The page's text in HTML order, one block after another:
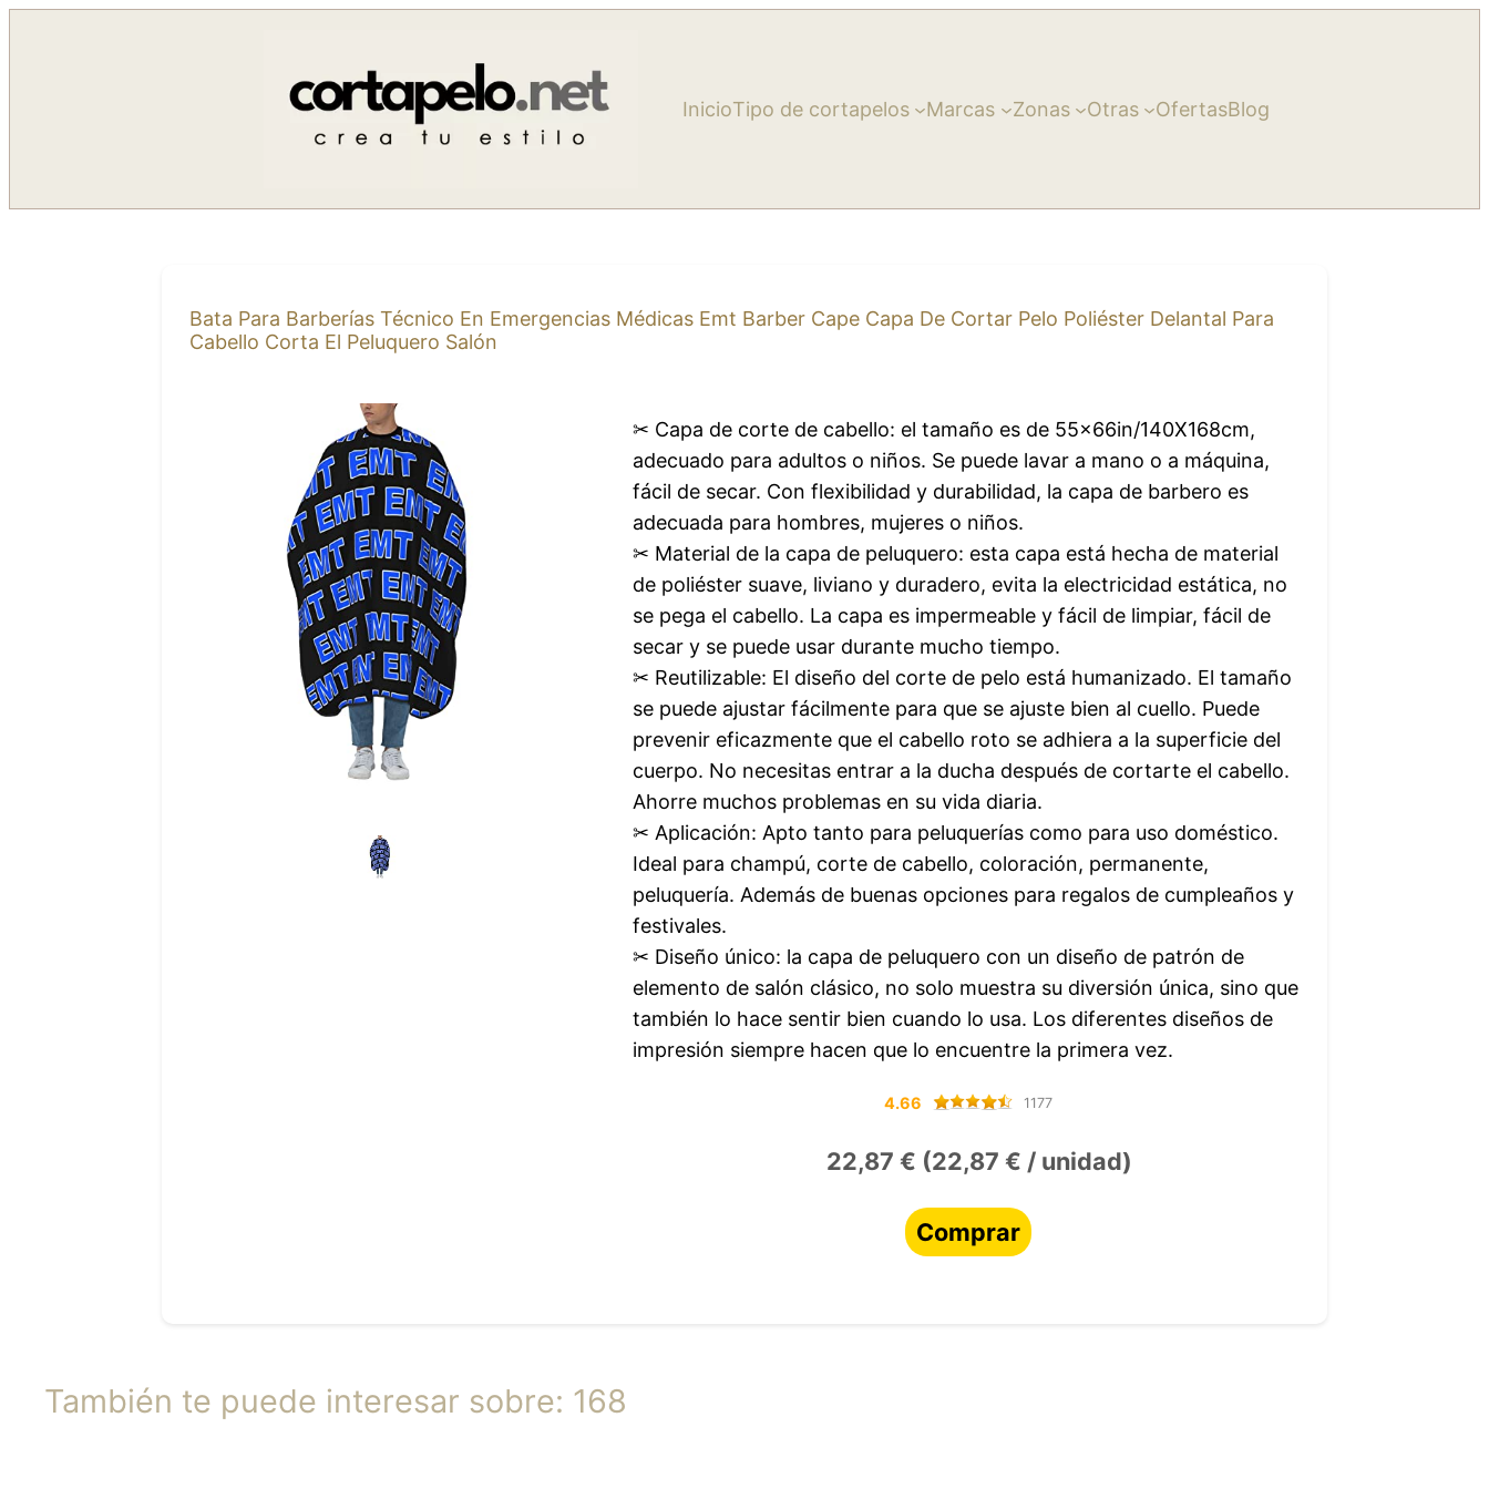
InicioTipo de cortapelos Marcas Zonas Otras OfertasBlog
Bata Para Barberías Técnico En Emergencias Médicas Emt Barber Cape Capa De Cortar Pelo Poliéster Delantal Para
Cabello Corta El Peluquero Salón
✂ Capa de corte de cabello: el tamaño es de 55x66in/140X168cm,
adecuado para adultos o niños. Se puede lavar a mano o a máquina,
fácil de secar. Con flexibilidad y durabilidad, la capa de barbero es
adecuada para hombres, mujeres o niños.
✂ Material de la capa de peluquero: esta capa está hecha de material
de poliéster suave, liviano y duradero, evita la electricidad estática, no
se pega el cabello. La capa es impermeable y fácil de limpiar, fácil de
secar y se puede usar durante mucho tiempo.
✂ Reutilizable: El diseño del corte de pelo está humanizado. El tamaño
se puede ajustar fácilmente para que se ajuste bien al cuello. Puede
prevenir eficazmente que el cabello roto se adhiera a la superficie del
cuerpo. No necesitas entrar a la ducha después de cortarte el cabello.
Ahorre muchos problemas en su vida diaria.
✂ Aplicación: Apto tanto para peluquerías como para uso doméstico.
Ideal para champú, corte de cabello, coloración, permanente,
peluquería. Además de buenas opciones para regalos de cumpleaños y
festivales.
✂ Diseño único: la capa de peluquero con un diseño de patrón de
elemento de salón clásico, no solo muestra su diversión única, sino que
también lo hace sentir bien cuando lo usa. Los diferentes diseños de
impresión siempre hacen que lo encuentre la primera vez.
4.66 1177
22,87 € (22,87 € / unidad)
Comprar
También te puede interesar sobre: 168